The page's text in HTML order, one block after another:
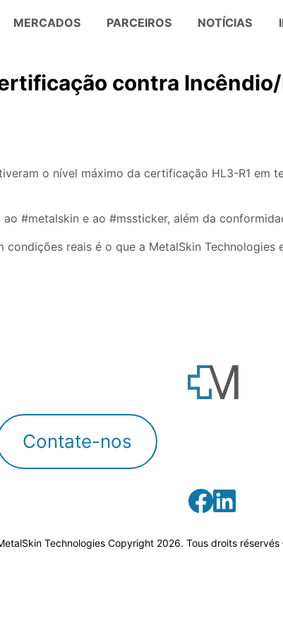
MERCADOS PARCEIROS NOTÍCIAS
contra
o nível máximo da certificação HL3-R1 em
#metalskin e ao #mssticker, além da
condições reais é o que a MetalSkin
Contate-nos
Technologies Copyright 2026. Tous droits réservés